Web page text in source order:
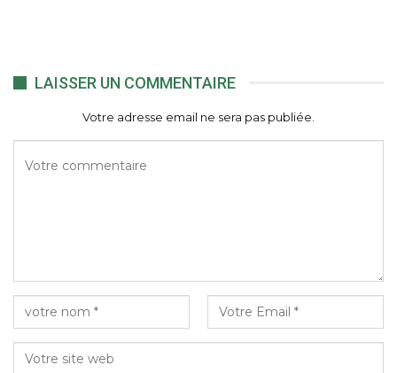
LAISSER UN COMMENTAIRE
Votre adresse email ne sera pas publiée.